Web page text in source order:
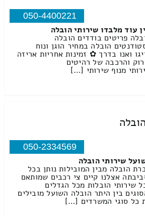
050-4400221
עוד מלבדו שירותי הובלה
פריטים בודדים הובלה
הובלה במחיר הוגן ונוח
ואנו בדרך ✿ זמינות אחריות אריזה
והרכבה של רהיטים
מנוף שירותי […]
050-2334569
שירותי הובלה
הובלה מבין המובילות נותן בכל
אצלנו קיים צי רכבים שמותאם
שירותי הובלות מכל הגדלים
בין היתר הובלה השועל מובילים
כל סוגי המשרדים […]